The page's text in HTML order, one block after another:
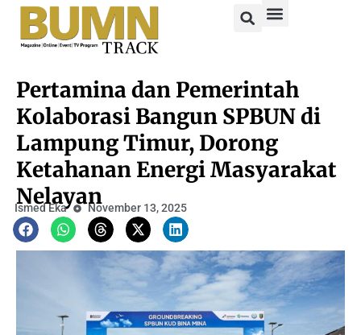
Pertamina dan Pemerintah
Kolaborasi Bangun SPBUN di
Lampung Timur, Dorong
Ketahanan Energi Masyarakat
Nelayan
Ismed Eka November 13, 2025